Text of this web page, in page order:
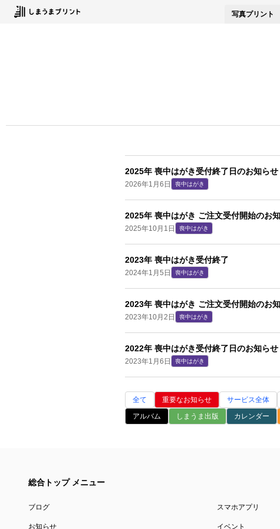
写真プリント
2025年 喪中はがき受付終了日のお知らせ
2026年1月6日 喪中はがき
2025年 喪中はがき ご注文受付開始のお
2025年10月1日 喪中はがき
2023年 喪中はがき受付終了
2024年1月5日 喪中はがき
2023年 喪中はがき ご注文受付開始のお
2023年10月2日 喪中はがき
2022年 喪中はがき受付終了日のお知らせ
2023年1月6日 喪中はがき
全て 重要なお知らせ サービス全体
アルバム
しまうま出版 カレンダー
総合トップ メニュー
ブログ スマホアプリ
お知らせ イベント